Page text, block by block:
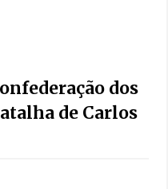
dos
de Carlos